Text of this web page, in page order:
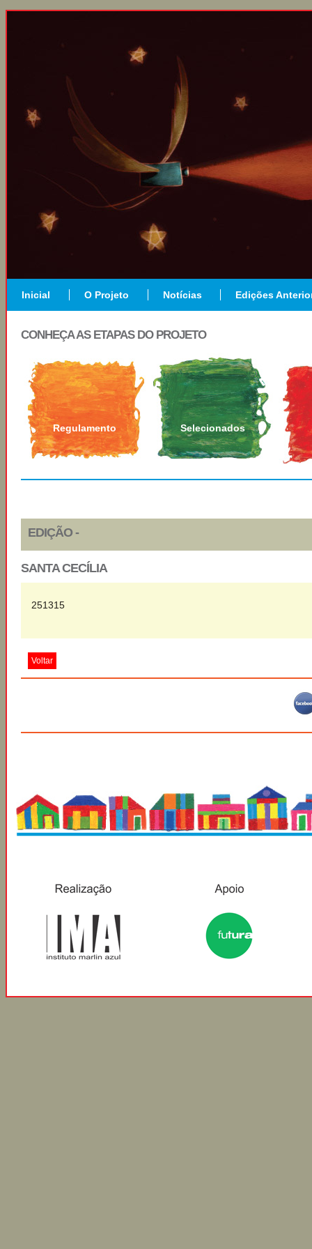
Inicial O Projeto Notícias Edições
CONHEÇA AS ETAPAS DO PROJETO
Regulamento Selecionados
EDIÇÃO -
SANTA CECÍLIA
251315
Voltar